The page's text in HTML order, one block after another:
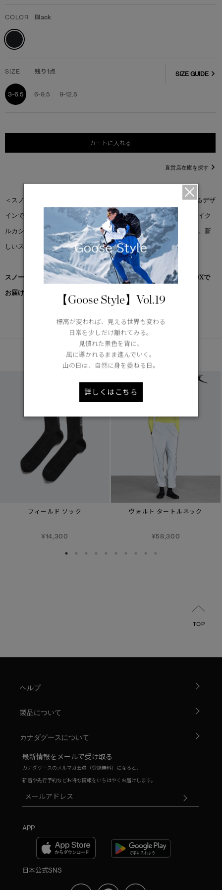
COLOR Black
SIZE 残り1点
3-6.5 6-9.5 9-12.5
SIZE GUIDE
カートに入れる
直営店在庫を探す
＜スノー グース アークティック ソックス＞は過酷な環境に対応するデザ
インです。暖かく通気性の高いイタリア紡績のメリノウールとリサイク
ルカシミアを使用した二層編みで、最大限の保護性能を発揮します。新
しいスノーグースのロゴをあしらいました。
スノーグース by カナダグース コレクション対象商品は、専用のBOXで
お届けいたします。
DETAIL
あなたへのおすすめ
フィールド ソック
¥14,300
ヴォルト タートルネック
¥58,300
TOP
ヘルプ
製品について
カナダグースについて
最新情報をメールで受け取る
カナダグースのメルマガ会員（登録無料）になると、
新着や先行予約などお得な情報をいちはやくお届けします。
APP
日本公式SNS
【Goose Style】Vol.19
標高が変われば、見える世界も変わる
日常を少しだけ離れてみる。
見慣れた景色を背に、
風に導かれるまま進んでいく。
山の日は、自然に身を委ねる日。
詳しくはこちら